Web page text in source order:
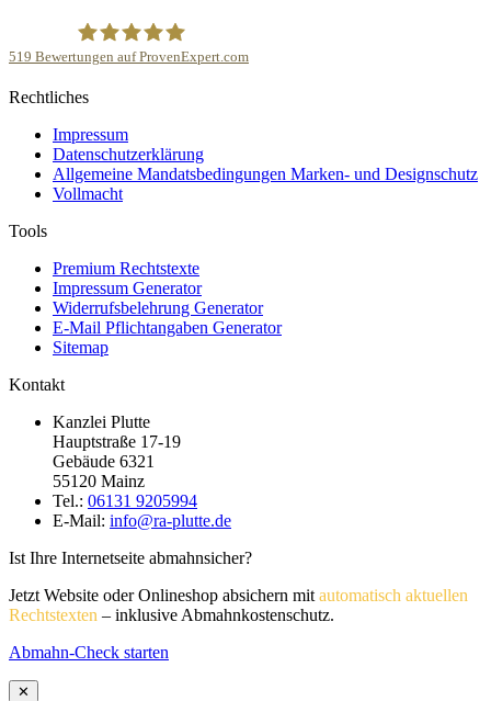
Kanzlei Plutte
519 Bewertungen auf ProvenExpert.com
Rechtliches
Impressum
Datenschutzerklärung
Allgemeine Mandatsbedingungen Marken- und Designschutz
Vollmacht
Tools
Premium Rechtstexte
Impressum Generator
Widerrufsbelehrung Generator
E-Mail Pflichtangaben Generator
Sitemap
Kontakt
Kanzlei Plutte
Hauptstraße 17-19
Gebäude 6321
55120 Mainz
Tel.: 06131 9205994
E-Mail: info@ra-plutte.de
Ist Ihre Internetseite abmahnsicher?
Jetzt Website oder Onlineshop absichern mit automatisch aktuellen
Rechtstexten – inklusive Abmahnkostenschutz.
Abmahn-Check starten
✕